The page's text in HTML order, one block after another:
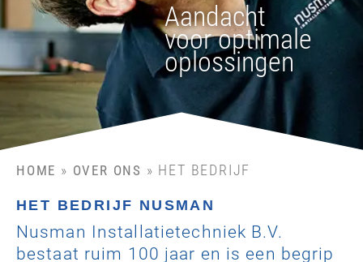
Aandacht
voor optimale
oplossingen
HOME » OVER ONS » HET BEDRIJF
HET BEDRIJF NUSMAN
Nusman Installatietechniek B.V.
bestaat ruim 100 jaar en is een begrip